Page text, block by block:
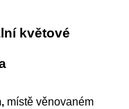
květové
místě věnovaném